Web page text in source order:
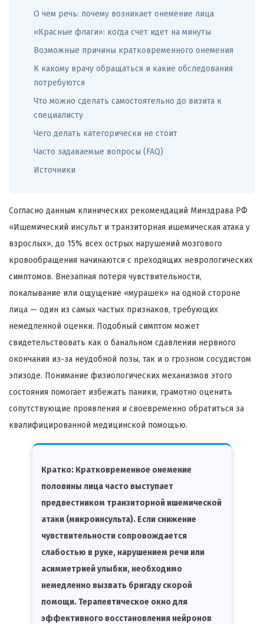
О чем речь: почему возникает онемение лица
«Красные флаги»: когда счет идет на минуты
Возможные причины кратковременного онемения
К какому врачу обращаться и какие обследования
потребуются
Что можно сделать самостоятельно до визита к
специалисту
Чего делать категорически не стоит
Часто задаваемые вопросы (FAQ)
Источники
Согласно данным клинических рекомендаций Минздрава РФ
«Ишемический инсульт и транзиторная ишемическая атака у
взрослых», до 15% всех острых нарушений мозгового
кровообращения начинаются с преходящих неврологических
симптомов. Внезапная потеря чувствительности,
покалывание или ощущение «мурашек» на одной стороне
лица — один из самых частых признаков, требующих
немедленной оценки. Подобный симптом может
свидетельствовать как о банальном сдавлении нервного
окончания из-за неудобной позы, так и о грозном сосудистом
эпизоде. Понимание физиологических механизмов этого
состояния помогает избежать паники, грамотно оценить
сопутствующие проявления и своевременно обратиться за
квалифицированной медицинской помощью.
Кратко: Кратковременное онемение
половины лица часто выступает
предвестником транзиторной ишемической
атаки (микроинсульта). Если снижение
чувствительности сопровождается
слабостью в руке, нарушением речи или
асимметрией улыбки, необходимо
немедленно вызвать бригаду скорой
помощи. Терапевтическое окно для
эффективного восстановления нейронов